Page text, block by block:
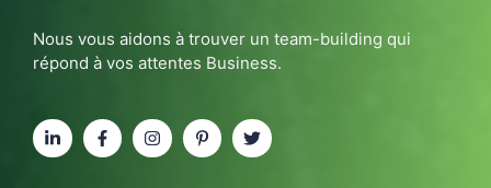
Nous vous aidons à trouver un team-building qui
répond à vos attentes Business.